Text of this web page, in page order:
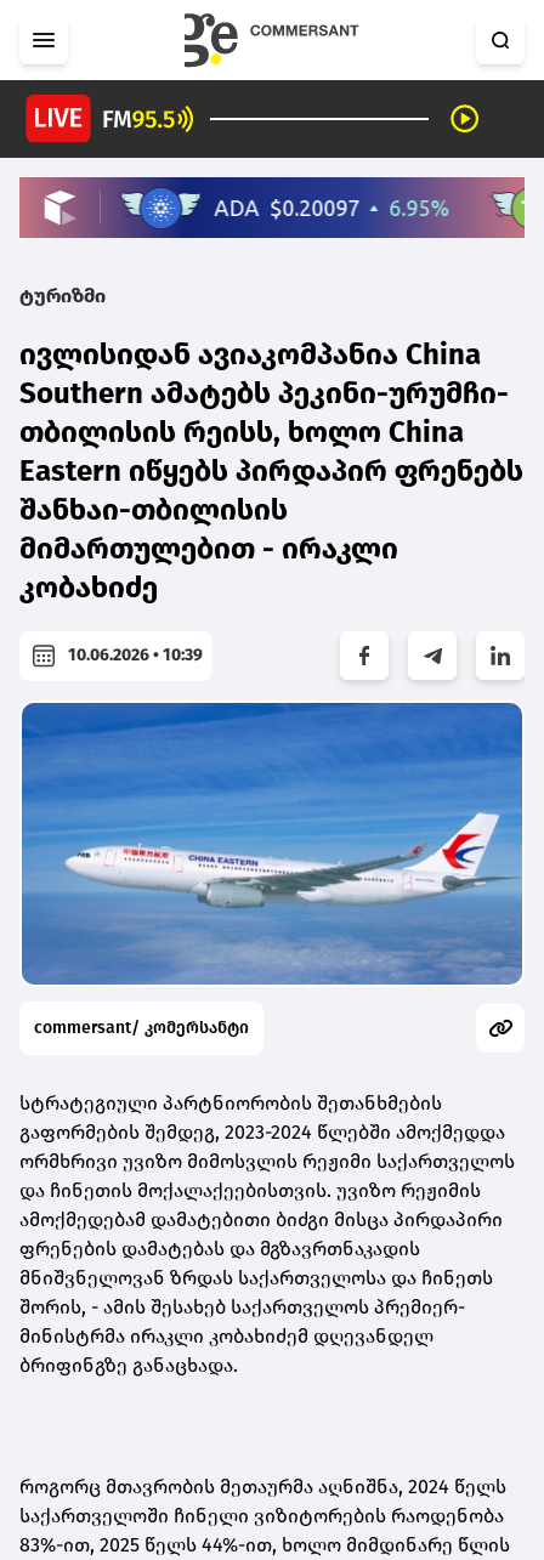
ტურიზმი
ივლისიდან ავიაკომპანია China
Southern ამატებს პეკინი-ურუმჩი-
თბილისის რეისს, ხოლო China
Eastern იწყებს პირდაპირ ფრენებს
შანხაი-თბილისის
მიმართულებით - ირაკლი
კობახიძე
10.06.2026 • 10:39
commersant/ კომერსანტი
სტრატეგიული პარტნიორობის შეთანხმების
გაფორმების შემდეგ, 2023-2024 წლებში ამოქმედდა
ორმხრივი უვიზო მიმოსვლის რეჟიმი საქართველოს
და ჩინეთის მოქალაქეებისთვის. უვიზო რეჟიმის
ამოქმედებამ დამატებითი ბიძგი მისცა პირდაპირი
ფრენების დამატებას და მგზავრთნაკადის
მნიშვნელოვან ზრდას საქართველოსა და ჩინეთს
შორის, - ამის შესახებ საქართველოს პრემიერ-
მინისტრმა ირაკლი კობახიძემ დღევანდელ
ბრიფინგზე განაცხადა.
როგორც მთავრობის მეთაურმა აღნიშნა, 2024 წელს
საქართველოში ჩინელი ვიზიტორების რაოდენობა
83%-ით, 2025 წელს 44%-ით, ხოლო მიმდინარე წლის